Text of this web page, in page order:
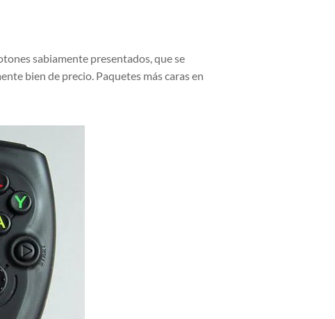
sabiamente presentados, que se
bien de precio. Paquetes más caras en